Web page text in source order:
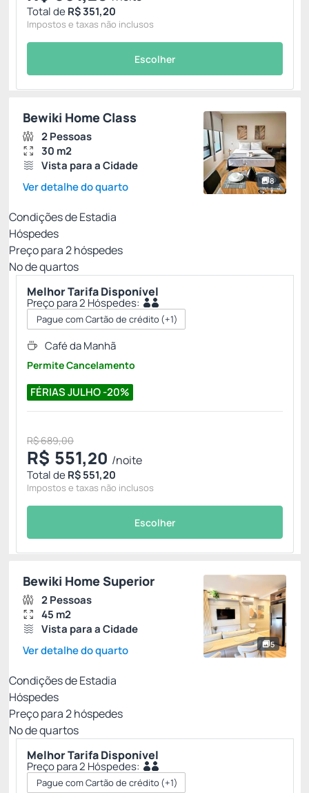
Total deR$ 351,20
Impostos e taxas não inclusos
Escolher
8
Bewiki Home Class
2 Pessoas
30 m2
Vista para a Cidade
Ver detalhe do quarto
Condições de Estadia
Hóspedes
Preço para2hóspedes
Nº de quartos
Melhor Tarifa Disponível
Preço para 2 Hóspedes:
Pague com Cartão de crédito(+1)
FÉRIAS JULHO -20%
Café da Manhã
Permite Cancelamento
R$ 689,00
R$ 551,20 /noite
Total deR$ 551,20
Impostos e taxas não inclusos
Escolher
5
Bewiki Home Superior
2 Pessoas
45 m2
Vista para a Cidade
Ver detalhe do quarto
Condições de Estadia
Hóspedes
Preço para2hóspedes
Nº de quartos
Melhor Tarifa Disponível
Preço para 2 Hóspedes:
Pague com Cartão de crédito(+1)